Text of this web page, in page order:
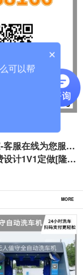
服在线为您服务
计1V1定做[隆茂
MORE
×
可以帮